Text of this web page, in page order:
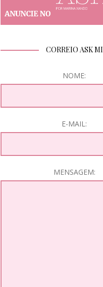
CORREIO ASK MI
NOME:
E-MAIL:
MENSAGEM: